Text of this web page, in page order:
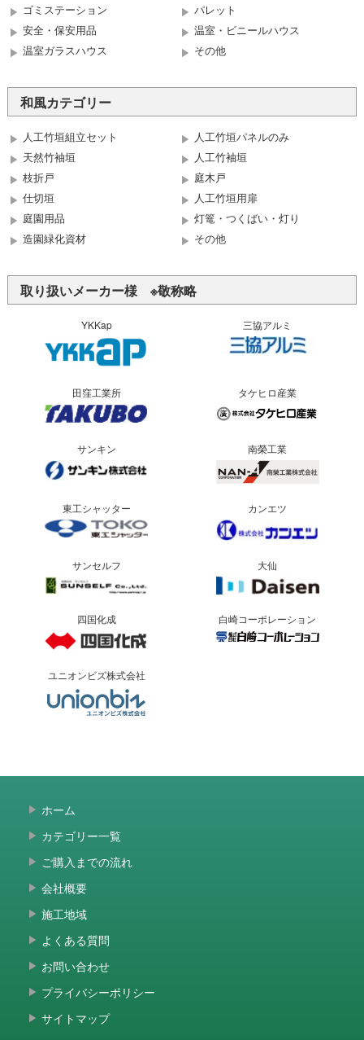
ゴミステーション
パレット
安全・保安用品
温室・ビニールハウス
温室ガラスハウス
その他
和風カテゴリー
人工竹垣組立セット
人工竹垣パネルのみ
天然竹袖垣
人工竹袖垣
枝折戸
庭木戸
仕切垣
人工竹垣用扉
庭園用品
灯篭・つくばい・灯り
造園緑化資材
その他
取り扱いメーカー様 ※敬称略
YKKap 三協アルミ
田窪工業所 タケヒロ産業
サンキン 南榮工業
東工シャッター カンエツ
サンセルフ 大仙
四国化成 白崎コーポレーション
ユニオンビズ株式会社
ホーム
カテゴリー一覧
ご購入までの流れ
会社概要
施工地域
よくある質問
お問い合わせ
プライバシーポリシー
サイトマップ